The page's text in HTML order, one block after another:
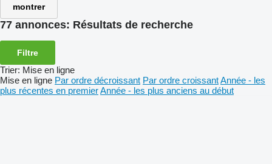
montrer
77 annonces: Résultats de recherche
Filtre
Trier: Mise en ligne
Mise en ligne Par ordre décroissant Par ordre croissantAnnée - les
plus récentes en premierAnnée - les plus anciens au début